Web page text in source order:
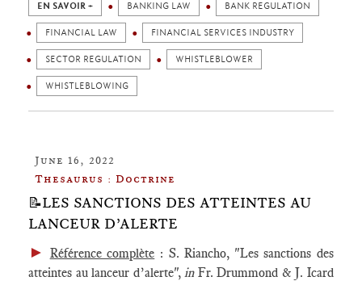
EN SAVOIR + BANKING LAW BANK REGULATION
FINANCIAL LAW FINANCIAL SERVICES INDUSTRY
SECTOR REGULATION WHISTLEBLOWER
WHISTLEBLOWING
June 16, 2022
Thesaurus : Doctrine
📝LES SANCTIONS DES ATTEINTES AU
LANCEUR D’ALERTE
► Référence complète : S. Riancho, "Les sanctions des
atteintes au lanceur d’alerte",in Fr. Drummond & J. Icard